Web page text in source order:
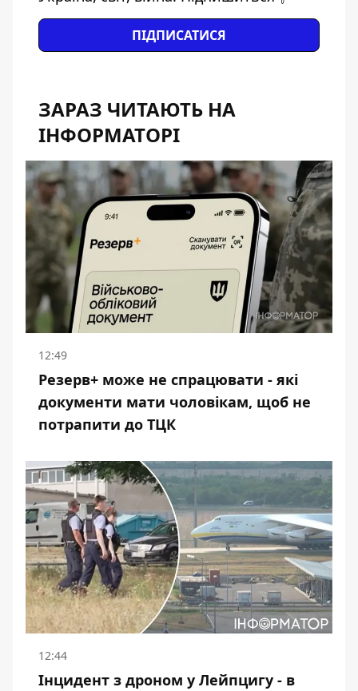
ПІДПИСАТИСЯ
ЗАРАЗ ЧИТАЮТЬ НА
ІНФОРМАТОРІ
12:49
Резерв+ може не спрацювати - які
документи мати чоловікам, щоб не
потрапити до ТЦК
12:44
Інцидент з дроном у Лейпцигу - в